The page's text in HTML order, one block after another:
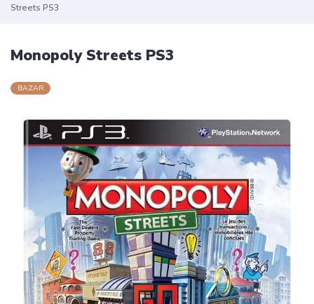
Streets PS3
Monopoly Streets PS3
BAZAR